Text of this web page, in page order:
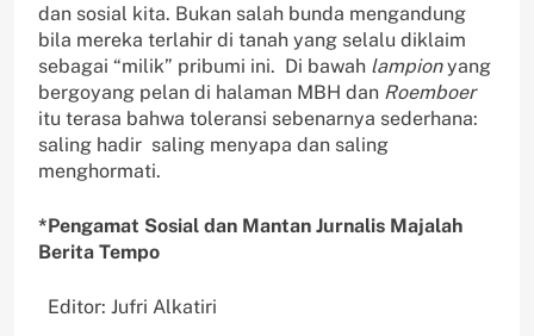
dan sosial kita. Bukan salah bunda mengandung
bila mereka terlahir di tanah yang selalu diklaim
sebagai “milik” pribumi ini. Di bawah lampionyang
bergoyang pelan di halaman MBH dan Roemboer
itu terasa bahwa toleransi sebenarnya sederhana:
saling hadir saling menyapa dan saling
menghormati.
*Pengamat Sosial dan Mantan Jurnalis Majalah
Berita Tempo
Editor: Jufri Alkatiri